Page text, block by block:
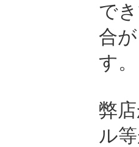
で
合
す。
弊
ル